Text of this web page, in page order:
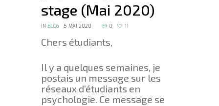
stage (Mai 2020)
IN BLOG 5 MAI 2020 0 11
Chers étudiants,
Il y a quelques semaines, je
postais un message sur les
réseaux d’étudiants en
psychologie. Ce message se